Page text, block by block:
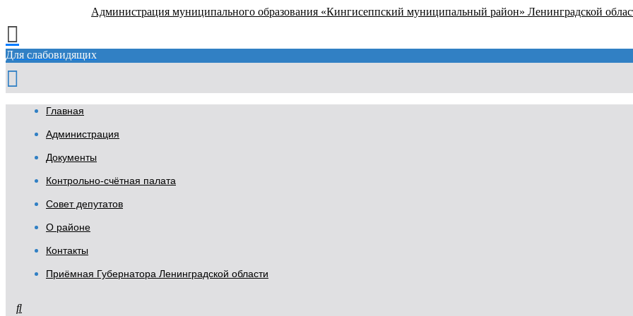
Администрация муниципального образования «Кингисеппский муниципальный район» Ленинградской
Для слабовидящих
Главная
Администрация
Документы
Контрольно-счётная палата
Совет депутатов
О районе
Контакты
Приёмная Губернатора Ленинградской области